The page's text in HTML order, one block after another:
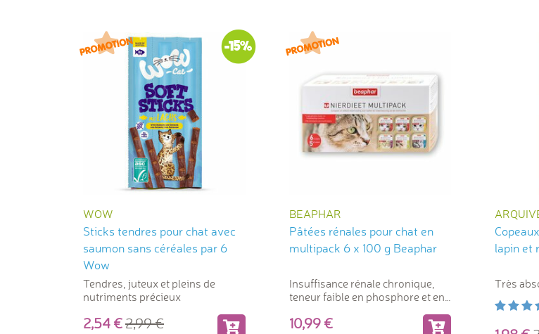
-15%
WOW
Sticks tendres pour chat avec
saumon sans céréales par 6
Wow
Tendres, juteux et pleins de
nutriments précieux
2,542,99
BEAPHAR
Pâtées rénales pour chat en
multipack 6 x 100 g Beaphar
Insuffisance rénale chronique,
teneur faible en phosphore et en
10,99
lapin et
Très